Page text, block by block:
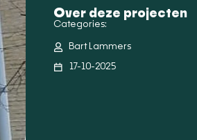
Over deze projecten
Categories:
Bart Lammers
17-10-2025